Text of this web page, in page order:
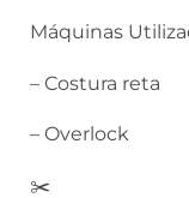
Máquinas
– Costura reta
– Overlock
✂️